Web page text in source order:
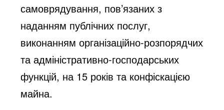
самоврядування, пов’язаних з
наданням публічних послуг,
виконанням організаційно-розпорядчих
та адміністративно-господарських
функцій, на 15 років та конфіскацією
майна.